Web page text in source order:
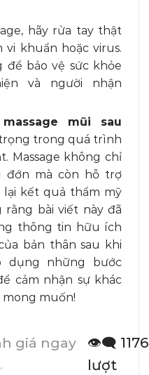
hãy rửa tay thật
vi khuẩn hoặc virus.
bảo vệ sức khỏe
và người nhận
mũi sau
trong quá trình
Massage không chỉ
đớn mà còn hỗ trợ
lại kết quả thẩm mỹ
bài viết này đã
thông tin hữu ích
bản thân sau khi
dụng những bước
cảm nhận sự khác
mong muốn!
giá ngay
👁️‍🗨️ 1176
lượt